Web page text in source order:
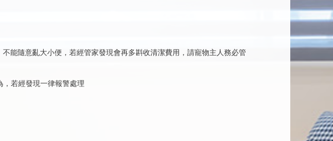
能隨意亂大小便，若經管家發現會再多斟收清潔費用，請寵物主人務必管
，若經發現一律報警處理